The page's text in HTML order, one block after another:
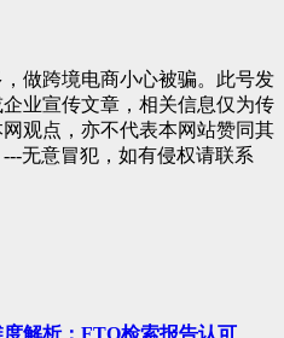
做跨境电商小心被骗。此号发
业宣传文章，相关信息仅为传
观点，亦不代表本网站赞同其
无意冒犯，如有侵权请联系
解析：FTO检索报告认可